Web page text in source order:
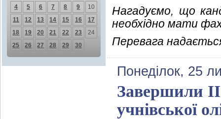
4
5 6 7 8 9
10
11
12 13 14 15 16
17
18
19 20 21 22 23
24
25
26 27 28 29 30
Нагадуємо, що
необхідно мати
Перевага
Понеділок, 25
Завершили
учнівської